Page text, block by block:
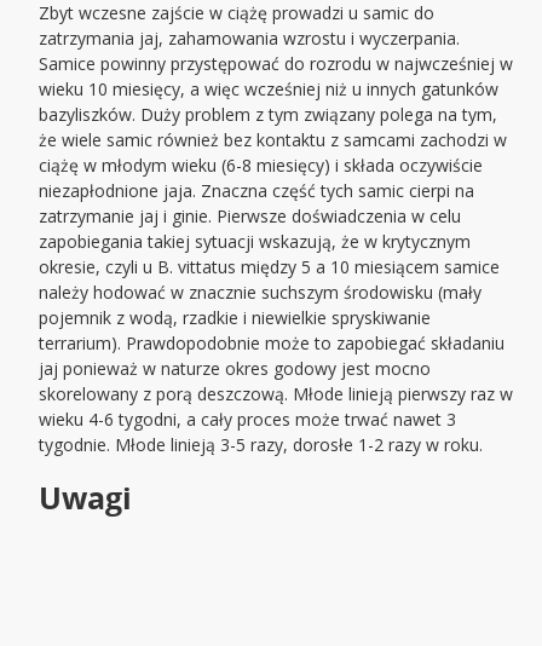
Zbyt wczesne zajście w ciążę prowadzi u samic do
zatrzymania jaj, zahamowania wzrostu i wyczerpania.
Samice powinny przystępować do rozrodu w najwcześniej w
wieku 10 miesięcy, a więc wcześniej niż u innych gatunków
bazyliszków. Duży problem z tym związany polega na tym,
że wiele samic również bez kontaktu z samcami zachodzi w
ciążę w młodym wieku (6-8 miesięcy) i składa oczywiście
niezapłodnione jaja. Znaczna część tych samic cierpi na
zatrzymanie jaj i ginie. Pierwsze doświadczenia w celu
zapobiegania takiej sytuacji wskazują, że w krytycznym
okresie, czyli u B. vittatus między 5 a 10 miesiącem samice
należy hodować w znacznie suchszym środowisku (mały
pojemnik z wodą, rzadkie i niewielkie spryskiwanie
terrarium). Prawdopodobnie może to zapobiegać składaniu
jaj ponieważ w naturze okres godowy jest mocno
skorelowany z porą deszczową. Młode linieją pierwszy raz w
wieku 4-6 tygodni, a cały proces może trwać nawet 3
tygodnie. Młode linieją 3-5 razy, dorosłe 1-2 razy w roku.
Uwagi